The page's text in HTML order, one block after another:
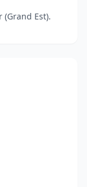
(Grand Est).